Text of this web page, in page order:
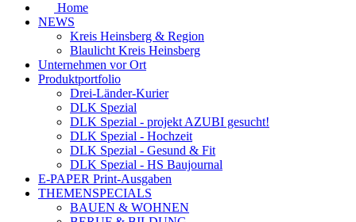
Home
NEWS
Kreis Heinsberg & Region
Blaulicht Kreis Heinsberg
Unternehmen vor Ort
Produktportfolio
Drei-Länder-Kurier
DLK Spezial
DLK Spezial - projekt AZUBI gesucht!
DLK Spezial - Hochzeit
DLK Spezial - Gesund & Fit
DLK Spezial - HS Baujournal
E-PAPER Print-Ausgaben
THEMENSPECIALS
BAUEN & WOHNEN